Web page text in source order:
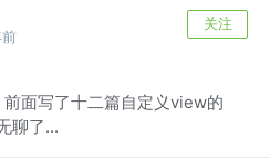
关注
面写了十二篇自定义view的
聊了...